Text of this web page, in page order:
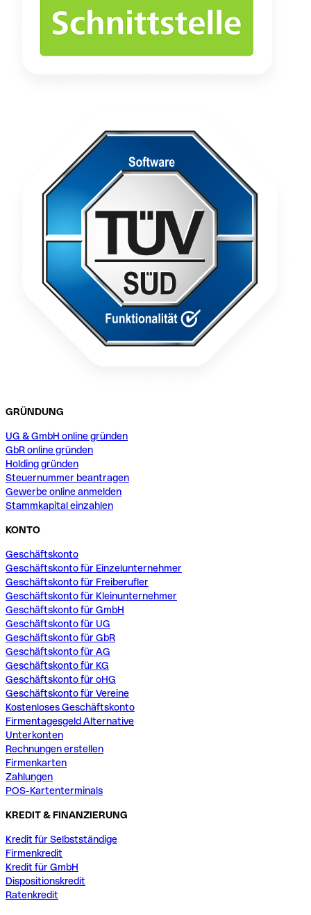
GRÜNDUNG
UG & GmbH online gründen
GbR online gründen
Holding gründen
Steuernummer beantragen
Gewerbe online anmelden
Stammkapital einzahlen
KONTO
Geschäftskonto
Geschäftskonto für Einzelunternehmer
Geschäftskonto für Freiberufler
Geschäftskonto für Kleinunternehmer
Geschäftskonto für GmbH
Geschäftskonto für UG
Geschäftskonto für GbR
Geschäftskonto für AG
Geschäftskonto für KG
Geschäftskonto für oHG
Geschäftskonto für Vereine
Kostenloses Geschäftskonto
Firmentagesgeld Alternative
Unterkonten
Rechnungen erstellen
Firmenkarten
Zahlungen
POS-Kartenterminals
KREDIT & FINANZIERUNG
Kredit für Selbstständige
Firmenkredit
Kredit für GmbH
Dispositionskredit
Ratenkredit